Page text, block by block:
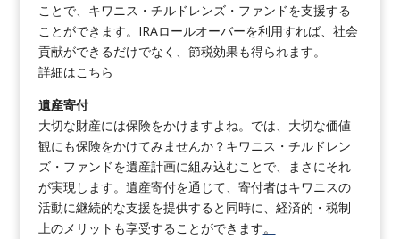
ことで、キワニス・チルドレンズ・ファンドを支援する
ことができます。IRAロールオーバーを利用すれば、社会
貢献ができるだけでなく、節税効果も得られます。
詳細はこちら
遺産寄付
大切な財産には保険をかけますよね。では、大切な価値
観にも保険をかけてみませんか？キワニス・チルドレン
ズ・ファンドを遺産計画に組み込むことで、まさにそれ
が実現します。遺産寄付を通じて、寄付者はキワニスの
活動に継続的な支援を提供すると同時に、経済的・税制
上のメリットも享受することができます。